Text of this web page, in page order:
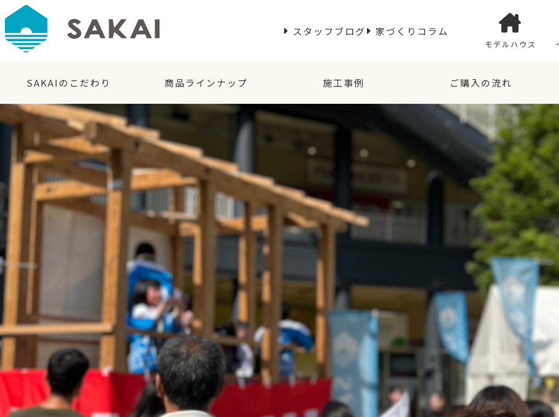
スタッフブログ 家づくりコラム
モデルハウス
SAKAIのこだわり 商品ラインナップ 施工事例 ご購入の流れ